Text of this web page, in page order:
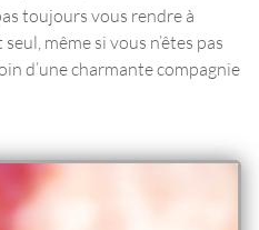
toujours vous rendre à
même si vous n’êtes pas
d’une charmante compagnie